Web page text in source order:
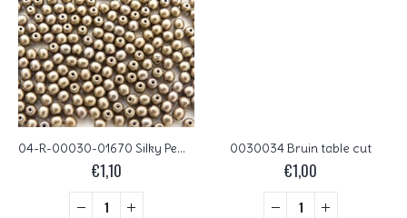
04-R-00030-01670 Silky Pewter round 4 mm. 100 Pc.
€1,10
0030034 Bruin table cut
€1,00